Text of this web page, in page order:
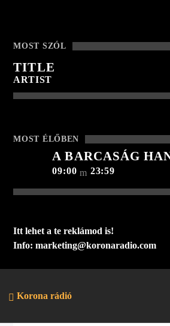
MOST SZÓL
TITLE
ARTIST
MOST ÉLŐBEN
A BARCASÁG
09:00 23:59
Itt lehet a te reklámod is!
Info: marketing@koronaradio.com
Korona rádió
ÁRPÁD-
Korona Rádió Szerkesztőség